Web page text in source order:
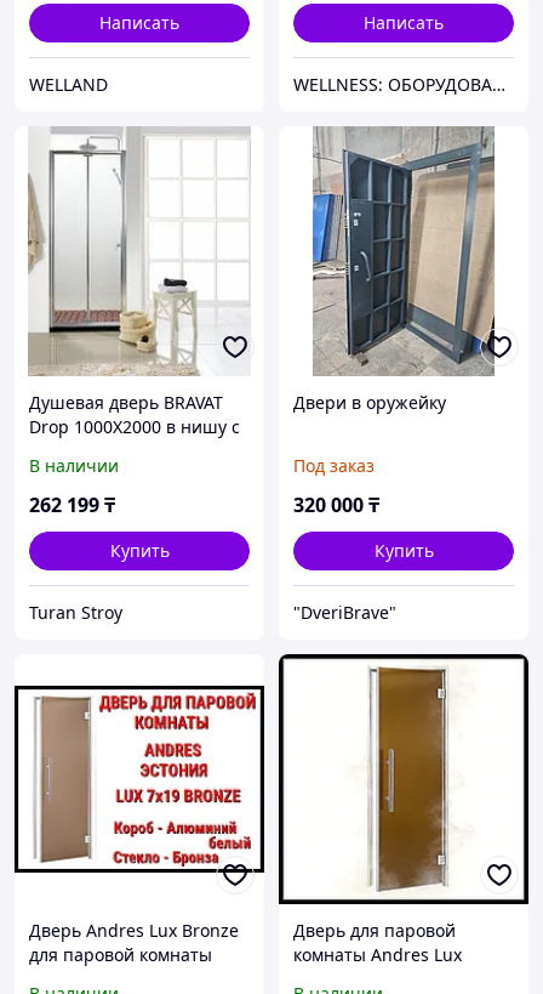
Написать
WELLAND
Написать
WELLNESS: ОБОРУДОВАНИЕ, МАТЕРИАЛЫ И СНАБЖЕНИЕ ДЛЯ БАССЕЙНОВ, САУН, БАНЬ, ХАМАМОВ И ПАРОВЫХ КОМНАТ
Душевая дверь BRAVAT
Drop 1000X2000 в нишу с
алюм. BD100.4120A
В наличии
262 199₸
Купить
Turan Stroy
Двери в оружейку
Под заказ
320 000₸
Купить
"DveriBrave"
Дверь Andres Lux Bronze
для паровой комнаты
Дверь для паровой
комнаты Andres Lux